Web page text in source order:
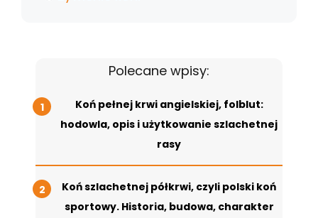
Polecane wpisy:
Koń pełnej krwi angielskiej, folblut:
hodowla, opis i użytkowanie szlachetnej
rasy
Koń szlachetnej półkrwi, czyli polski koń
sportowy. Historia, budowa, charakter